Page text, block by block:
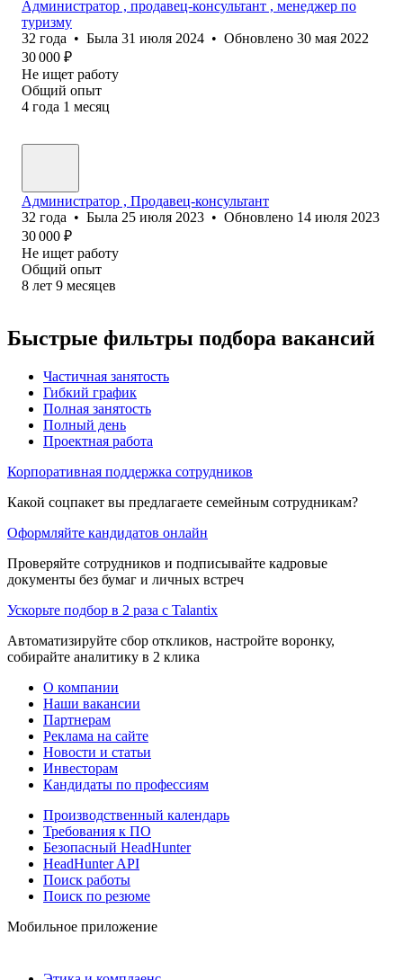
Администратор , продавец-консультант , менеджер по
туризму
32 года • Была 31 июля 2024 • Обновлено 30 мая 2022
30 000 ₽
Не ищет работу
Общий опыт
4 года 1 месяц
Администратор , Продавец-консультант
32 года • Была 25 июля 2023 • Обновлено 14 июля 2023
30 000 ₽
Не ищет работу
Общий опыт
8 лет 9 месяцев
Быстрые фильтры подбора вакансий
Частичная занятость
Гибкий график
Полная занятость
Полный день
Проектная работа
Корпоративная поддержка сотрудников
Какой соцпакет вы предлагаете семейным сотрудникам?
Оформляйте кандидатов онлайн
Проверяйте сотрудников и подписывайте кадровые
документы без бумаг и личных встреч
Ускорьте подбор в 2 раза с Talantix
Автоматизируйте сбор откликов, настройте воронку,
собирайте аналитику в 2 клика
О компании
Наши вакансии
Партнерам
Реклама на сайте
Новости и статьи
Инвесторам
Кандидаты по профессиям
Производственный календарь
Требования к ПО
Безопасный HeadHunter
HeadHunter API
Поиск работы
Поиск по резюме
Мобильное приложение